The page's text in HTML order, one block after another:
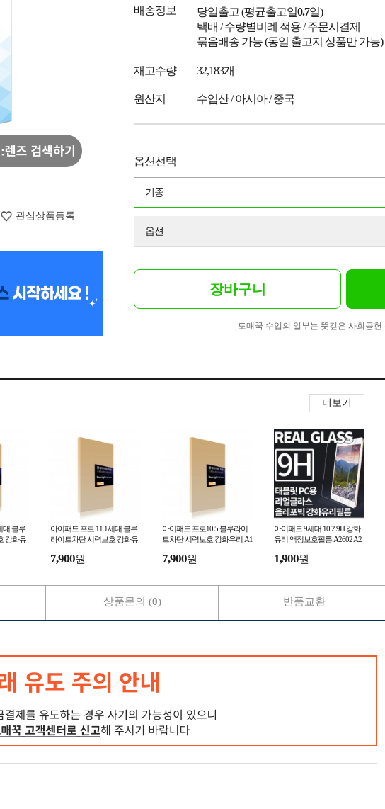
관심상품등록
배송정보 당일출고 (평균출고일0.7일)
택배 / 수량별비례 적용 / 주문시결제
묶음배송 가능 (동일 출고지 상품만 가능)
재고수량 32,183개
원산지 수입산 / 아시아 / 중국
옵션선택
기종
옵션
장바구니
도매꾹 수입의 일부는 뜻깊은 사회공
더보기
대 블루
강화유
아이패드 프로 11 1세대 블루
라이트차단 시력보호 강화유
7,900원
아이패드 프로10.5 블루라이
트차단 시력보호 강화유리 A1
7,900원
아이패드 9세대 10.2 9H 강화
유리 액정보호필름 A2602 A2
1,900원
상품문의 (0) 반품교환